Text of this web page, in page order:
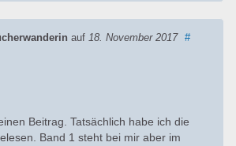
auf 18. November 2017
#
Beitrag. Tatsächlich habe ich die
Band 1 steht bei mir aber im